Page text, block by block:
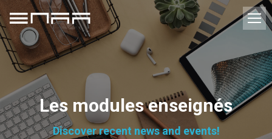
Les modules enseignés
Discover recent news and events!